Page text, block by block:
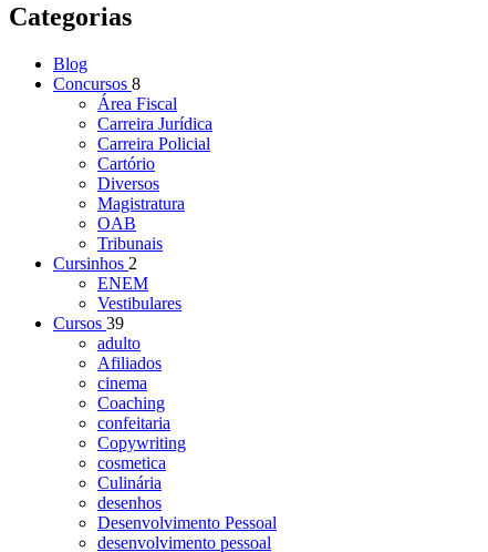
Categorias
Blog
Concursos 8
Área Fiscal
Carreira Jurídica
Carreira Policial
Cartório
Diversos
Magistratura
OAB
Tribunais
Cursinhos 2
ENEM
Vestibulares
Cursos 39
adulto
Afiliados
cinema
Coaching
confeitaria
Copywriting
cosmetica
Culinária
desenhos
Desenvolvimento Pessoal
desenvolvimento pessoal